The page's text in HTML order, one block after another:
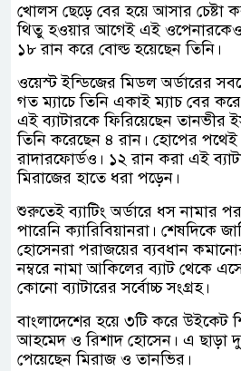
খোলস ছেড়ে বের হয়ে আসার চেষ্টা
থিতু হওয়ার আগেই এই
১৮ রান করে বোল্ড হয়েছেন তিনি।
ওয়েস্ট ইন্ডিজের মিডল অর্ডারের
গত ম্যাচে তিনি একাই ম্যাচ বের
এই ব্যাটারকে ফিরিয়েছেন
তিনি করেছেন ৪ রান। হোপের পথেই
রাদারফোর্ডও। ১২ রান করা এই
মিরাজের হাতে ধরা পড়েন।
শুরুতেই ব্যাটিং অর্ডারে ধস নামার
পারেনি ক্যারিবিয়ানরা। শেষদিকে
হোসেনরা পরাজয়ের ব্যবধান
নম্বরে নামা আকিলের ব্যাট থেকে
কোনো ব্যাটারের সর্বোচ্চ সংগ্রহ।
বাংলাদেশের হয়ে ৩টি করে উইকেট
আহমেদ ও রিশাদ হোসেন। এ ছাড়া
পেয়েছেন মিরাজ ও তানভির।